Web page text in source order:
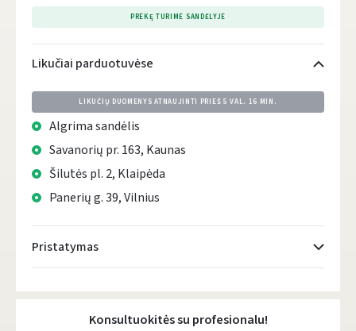
PREKĘ TURIME SANDĖLYJE
Likučiai parduotuvėse
LIKUČIŲ DUOMENYS ATNAUJINTI PRIEŠ 5 VAL. 16 MIN.
Algrima sandėlis
Savanorių pr. 163, Kaunas
Šilutės pl. 2, Klaipėda
Panerių g. 39, Vilnius
Pristatymas
Atsiėmimo taškai- 0.00 €
Konsultuokitės su profesionalu!